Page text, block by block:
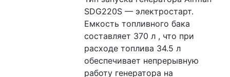
SDG220S — электростарт.
Емкость топливного бака
составляет 370 л , что при
расходе топлива 34.5 л
обеспечивает непрерывную
работу генератора на